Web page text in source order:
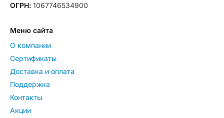
ОГРН: 1067746534900
Меню сайта
О компании
Сертификаты
Доставка и оплата
Поддержка
Контакты
Акции